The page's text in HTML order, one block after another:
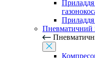
Приладдя
Приладдя
Пневматичний